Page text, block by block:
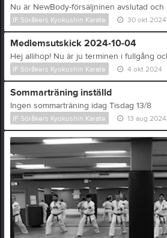
IF Söråkers Kyokushin Karate 30 okt 2024
Medlemsutskick 2024-10-04
IF Söråkers Kyokushin Karate 4 okt 2024
Sommarträning inställd
Ingen sommarträning idag Tisdag 13/8
IF Söråkers Kyokushin Karate 13 aug 2024